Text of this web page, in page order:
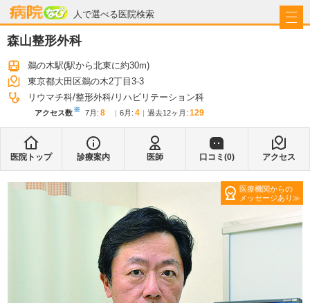
人で選べる医院検索
病院なび
森山整形外科
鵜の木駅(駅から北東に約30m)
東京都大田区鵜の木2丁目3-3
リウマチ科 整形外科 リハビリテーション科
アクセス数※ 7月 : 8 6月 : 4 過去12ヶ月: 129
医院トップ 診療案内 医師 口コミ(0) アクセス
医療機関からの
メッセージあり